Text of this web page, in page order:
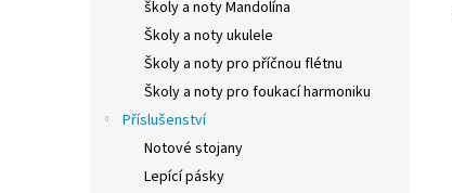
školy a noty Mandolína
Školy a noty ukulele
Školy a noty pro příčnou flétnu
Školy a noty pro foukací harmoniku
Příslušenství
Notové stojany
Lepící pásky